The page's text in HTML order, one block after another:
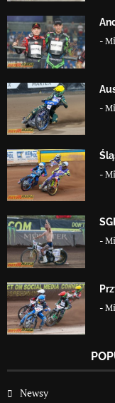
-
-
-
-
-
Newsy